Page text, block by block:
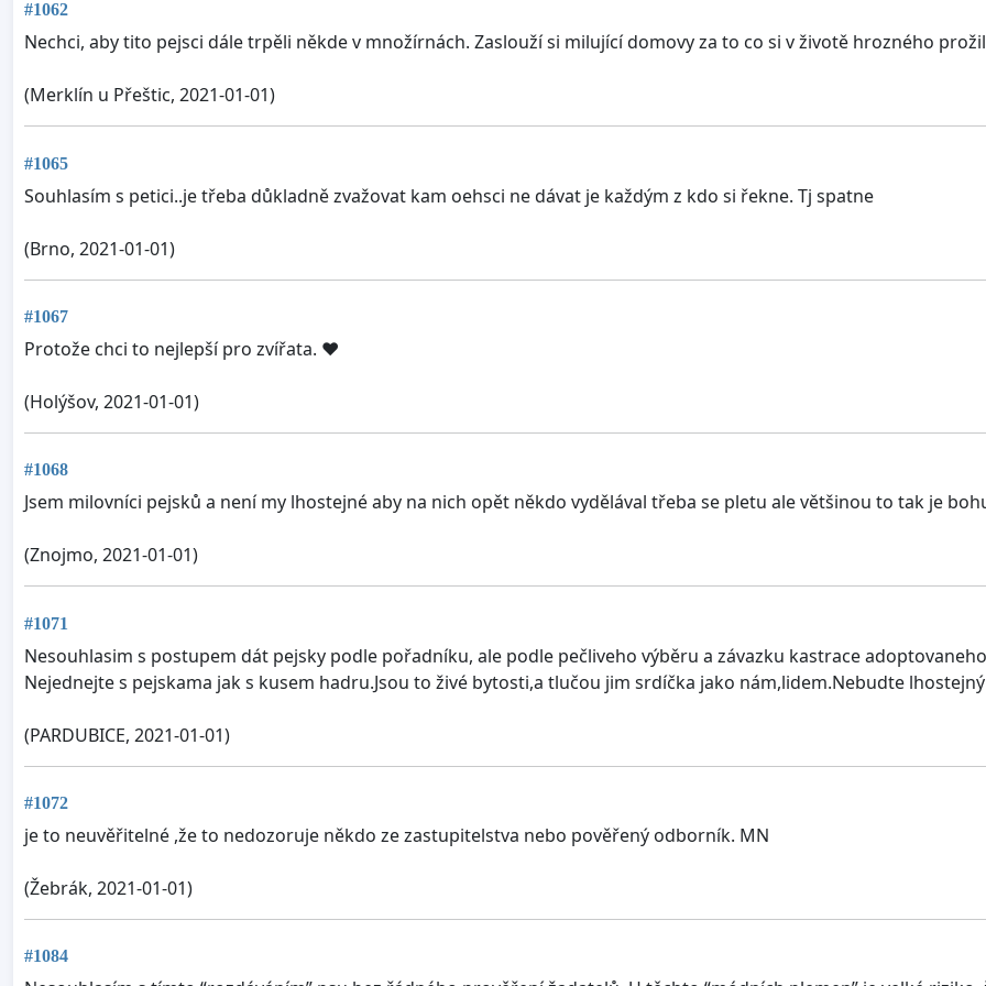
#1062
Nechci, aby tito pejsci dále trpěli někde v množírnách. Zaslouží si milující domovy za to co si v životě hrozného
(Merklín u Přeštic, 2021-01-01)
#1065
Souhlasím s petici..je třeba důkladně zvažovat kam oehsci ne dávat je každým z kdo si řekne. Tj spatne
(Brno, 2021-01-01)
#1067
Protože chci to nejlepší pro zvířata. ❤
(Holýšov, 2021-01-01)
#1068
Jsem milovníci pejsků a není my lhostejné aby na nich opět někdo vydělával třeba se pletu ale většinou to tak je
(Znojmo, 2021-01-01)
#1071
Nesouhlasim s postupem dát pejsky podle pořadníku, ale podle pečliveho výběru a závazku kastrace
Nejednejte s pejskama jak s kusem hadru.Jsou to živé bytosti,a tlučou jim srdíčka jako nám,lidem.Nebudte
(PARDUBICE, 2021-01-01)
#1072
je to neuvěřitelné ,že to nedozoruje někdo ze zastupitelstva nebo pověřený odborník. MN
(Žebrák, 2021-01-01)
#1084